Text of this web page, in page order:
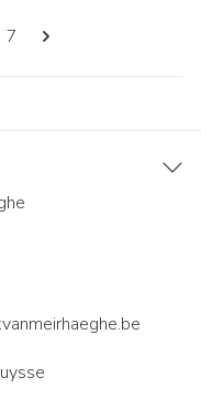
pagina
Pagina
7